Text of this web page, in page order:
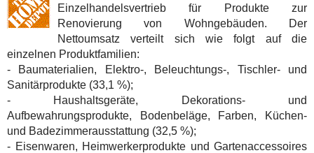
Einzelhandelsvertrieb für Produkte zur
Renovierung von Wohngebäuden. Der
Nettoumsatz verteilt sich wie folgt auf die
einzelnen Produktfamilien:
- Baumaterialien, Elektro-, Beleuchtungs-, Tischler- und
Sanitärprodukte (33,1 %);
- Haushaltsgeräte, Dekorations- und
Aufbewahrungsprodukte, Bodenbeläge, Farben, Küchen-
und Badezimmerausstattung (32,5 %);
- Eisenwaren, Heimwerkerprodukte und Gartenaccessoires